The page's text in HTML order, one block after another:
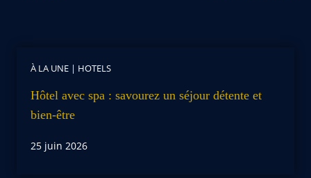
À LA UNE | HOTELS
Hôtel avec spa : savourez un séjour détente et
bien-être
25 juin 2026